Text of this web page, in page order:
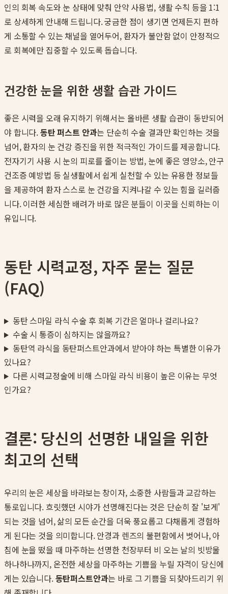
인의 회복 속도와 눈 상태에 맞춰 안약 사용법, 생활 수칙 등을 1:1
로 상세하게 안내해 드립니다. 궁금한 점이 생기면 언제든지 편하
게 소통할 수 있는 채널을 열어두어, 환자가 불안함 없이 안정적으
로 회복에만 집중할 수 있도록 돕습니다.
건강한 눈을 위한 생활 습관 가이드
좋은 시력을 오래 유지하기 위해서는 올바른 생활 습관이 동반되어
야 합니다.동탄 퍼스트 안과는 단순히 수술 결과만 확인하는 것을
넘어, 환자의 눈 건강 증진을 위한 적극적인 가이드를 제공합니다.
전자기기 사용 시 눈의 피로를 줄이는 방법, 눈에 좋은 영양소, 안구
건조증 예방법 등 실생활에서 쉽게 실천할 수 있는 유용한 정보들
을 제공하여 환자 스스로 눈 건강을 지켜나갈 수 있는 힘을 길러줍
니다. 이러한 세심한 배려가 바로 많은 분들이 이곳을 신뢰하는 이
유입니다.
동탄 시력교정, 자주 묻는 질문
(FAQ)
동탄 스마일 라식 수술 후 회복 기간은 얼마나 걸리나요?
수술 시 통증이 심하지는 않을까요?
동탄역 라식을 동탄퍼스트안과에서 받아야 하는 특별한 이유가
있나요?
다른 시력교정술에 비해 스마일 라식 비용이 높은 이유는 무엇
인가요?
결론: 당신의 선명한 내일을 위한
최고의 선택
우리의 눈은 세상을 바라보는 창이자, 소중한 사람들과 교감하는
통로입니다. 흐릿했던 시야가 선명해진다는 것은 단순히 잘 '보게'
되는 것을 넘어, 삶의 모든 순간을 더욱 풍요롭고 다채롭게 경험하
게 된다는 것을 의미합니다. 안경과 렌즈의 불편함에서 벗어나, 아
침에 눈을 떴을 때 마주하는 선명한 천장부터 비 오는 날의 빗방울
하나하나까지, 온전한 세상을 마주하는 기쁨을 누릴 자격이 당신에
게는 있습니다.동탄퍼스트안과는 바로 그 기쁨을 되찾아드리기 위